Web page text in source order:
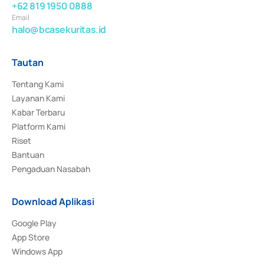
+62 819 1950 0888
Email
halo@bcasekuritas.id
Tautan
Tentang Kami
Layanan Kami
Kabar Terbaru
Platform Kami
Riset
Bantuan
Pengaduan Nasabah
Download Aplikasi
Google Play
App Store
Windows App